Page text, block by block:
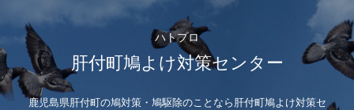
ハトプロ
肝付町鳩よけ対策センター
鹿児島県肝付町の鳩対策・鳩駆除のことなら肝付町鳩よけ対策セ